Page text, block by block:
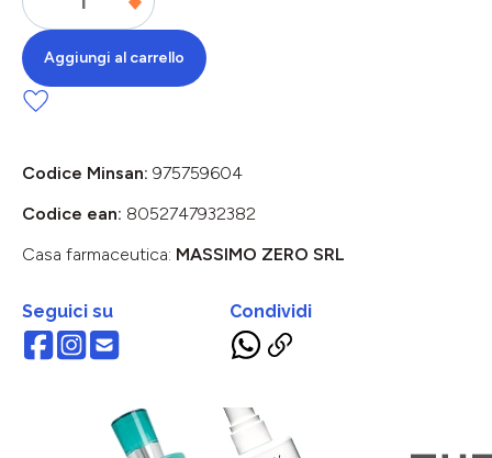
Aggiungi al carrello
Codice Minsan: 975759604
Codice ean: 8052747932382
Casa farmaceutica: MASSIMO ZERO SRL
Seguici su Condividi